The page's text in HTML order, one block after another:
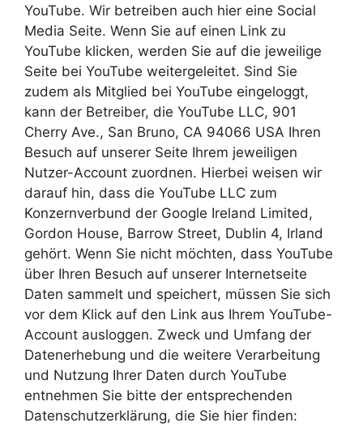
YouTube. Wir betreiben auch hier eine Social
Media Seite. Wenn Sie auf einen Link zu
YouTube klicken, werden Sie auf die jeweilige
Seite bei YouTube weitergeleitet. Sind Sie
zudem als Mitglied bei YouTube eingeloggt,
kann der Betreiber, die YouTube LLC, 901
Cherry Ave., San Bruno, CA 94066 USA Ihren
Besuch auf unserer Seite Ihrem jeweiligen
Nutzer-Account zuordnen. Hierbei weisen wir
darauf hin, dass die YouTube LLC zum
Konzernverbund der Google Ireland Limited,
Gordon House, Barrow Street, Dublin 4, Irland
gehört. Wenn Sie nicht möchten, dass YouTube
über Ihren Besuch auf unserer Internetseite
Daten sammelt und speichert, müssen Sie sich
vor dem Klick auf den Link aus Ihrem YouTube-
Account ausloggen. Zweck und Umfang der
Datenerhebung und die weitere Verarbeitung
und Nutzung Ihrer Daten durch YouTube
entnehmen Sie bitte der entsprechenden
Datenschutzerklärung, die Sie hier finden: